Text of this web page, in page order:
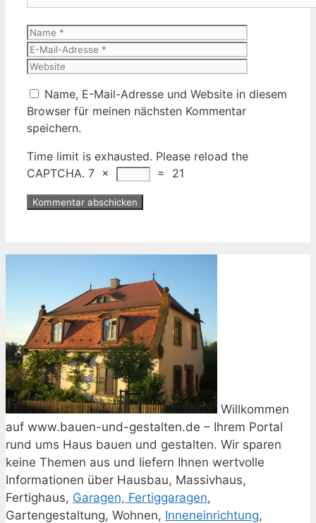
Name
Name, E-Mail-Adresse und Website in diesem
Browser für meinen nächsten Kommentar
speichern.
Time limit is exhausted. Please reload the
CAPTCHA. 7 × = 21
Willkommen
auf www.bauen-und-gestalten.de – Ihrem Portal
rund ums Haus bauen und gestalten. Wir sparen
keine Themen aus und liefern Ihnen wertvolle
Informationen über Hausbau, Massivhaus,
Fertighaus, Garagen, Fertiggaragen,
Gartengestaltung, Wohnen, Inneneinrichtung,